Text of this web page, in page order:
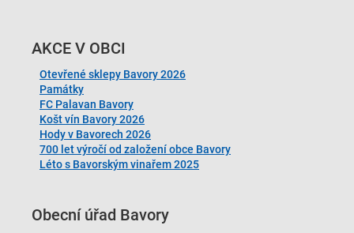
AKCE V OBCI
Otevřené sklepy Bavory 2026
Památky
FC Palavan Bavory
Košt vín Bavory 2026
Hody v Bavorech 2026
700 let výročí od založení obce Bavory
Léto s Bavorským vinařem 2025
Obecní úřad Bavory